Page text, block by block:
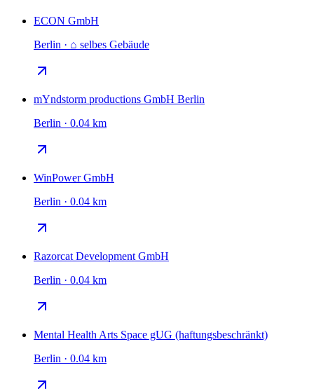
ECON GmbH
Berlin · ⌂ selbes Gebäude
mYndstorm productions GmbH Berlin
Berlin · 0.04 km
WinPower GmbH
Berlin · 0.04 km
Razorcat Development GmbH
Berlin · 0.04 km
Mental Health Arts Space gUG (haftungsbeschränkt)
Berlin · 0.04 km